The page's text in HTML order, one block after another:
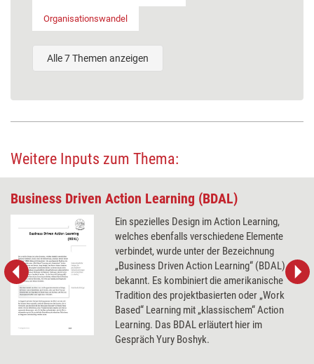
Organisationswandel
Alle 7 Themen anzeigen
Weitere Inputs zum Thema:
Business Driven Action Learning (BDAL)
Ein spezielles Design im Action Learning,
welches ebenfalls verschiedene Elemente
verbindet, wurde unter der Bezeichnung
„Business Driven Action Learning“ (BDAL)
bekannt. Es kombiniert die amerikanische
Tradition des projektbasierten oder „Work
Based“ Learning mit „klassischem“ Action
Learning. Das BDAL erläutert hier im
Gespräch Yury Boshyk.